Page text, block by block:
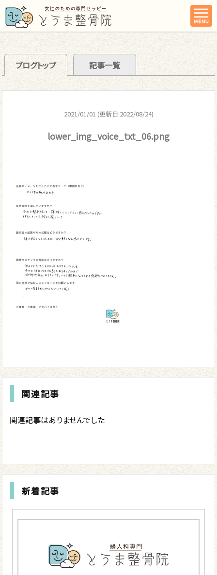
ブログトップ 記事一覧
2021/01/01 (更新日:2022/08/24)
lower_img_voice_txt_06.png
関連記事
関連記事はありませんでした
新着記事